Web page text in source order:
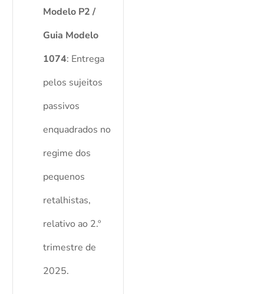
Modelo P2 /
Guia Modelo
1074: Entrega
pelos sujeitos
passivos
enquadrados no
regime dos
pequenos
retalhistas,
relativo ao 2.º
trimestre de
2025.